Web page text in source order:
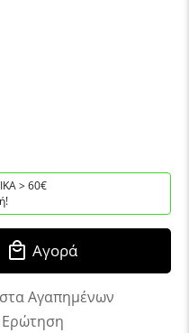
> 60€
Αγορά
Αγαπημένων
Ερώτηση